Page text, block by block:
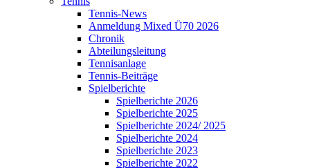
Tennis-News
Anmeldung Mixed Ü70 2026
Chronik
Abteilungsleitung
Tennisanlage
Tennis-Beiträge
Spielberichte
Spielberichte 2026
Spielberichte 2025
Spielberichte 2024/ 2025
Spielberichte 2024
Spielberichte 2023
Spielberichte 2022